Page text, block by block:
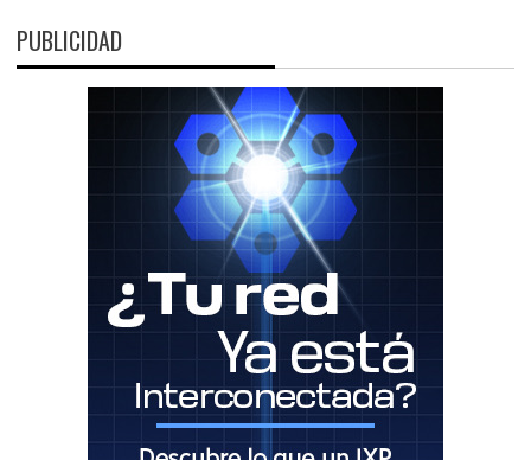
PUBLICIDAD